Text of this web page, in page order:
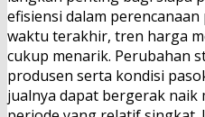
efisiensi dalam
waktu terakhir, tren harga
cukup menarik. Perubahan
produsen serta kondisi
jualnya dapat bergerak naik